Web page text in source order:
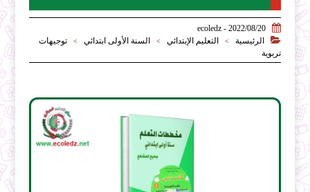

2022/08/20 - ecoledz

الرئيسية > التعليم الإبتدائي > السنة الأولى ابتدائي >
توجيهات
تربوية